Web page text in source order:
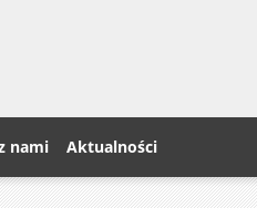
nami Aktualności